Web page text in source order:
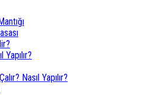
Nasıl Yapılır?